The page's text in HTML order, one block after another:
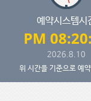
예약시스템시
PM
2026.8.10
위 시간을 기준으로 예